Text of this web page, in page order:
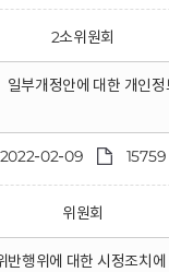
2소위원회
일부개정안에 대한 개인
2022-02-09 15759
위원회
반행위에 대한 시정조치